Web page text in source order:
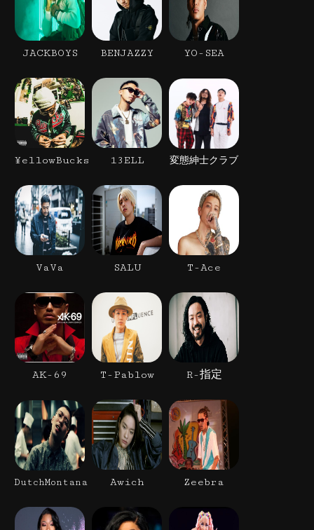
JACKBOYS BENJAZZY YO-SEA
¥ellowBucks 13ELL 変態紳士クラブ
VaVa SALU T-Ace
AK-69 T-Pablow R-指定
DutchMontana Awich Zeebra